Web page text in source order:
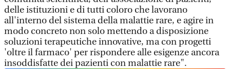
delle istituzioni e di tutti coloro che lavorano
all'interno del sistema della malattie rare, e agire in
modo concreto non solo mettendo a disposizione
soluzioni terapeutiche innovative, ma con progetti
'oltre il farmaco' per rispondere alle esigenze ancora
insoddisfatte dei pazienti con malattie rare".